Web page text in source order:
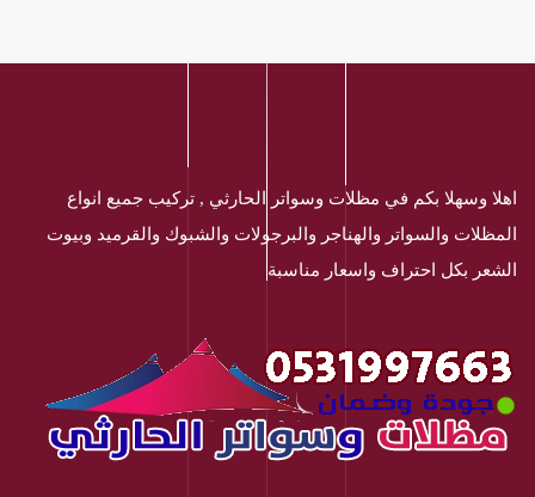
اهلا وسهلا بكم في مظلات وسواتر الحارثي , تركيب جميع انواع
المظلات والسواتر والهناجر والبرجولات والشبوك والقرميد وبيوت
الشعر بكل احتراف واسعار مناسبة